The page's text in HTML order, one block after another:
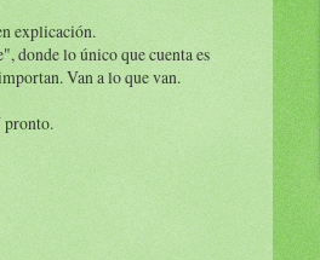
explicación.
donde lo único que cuenta es
Van a lo que van.
pronto.